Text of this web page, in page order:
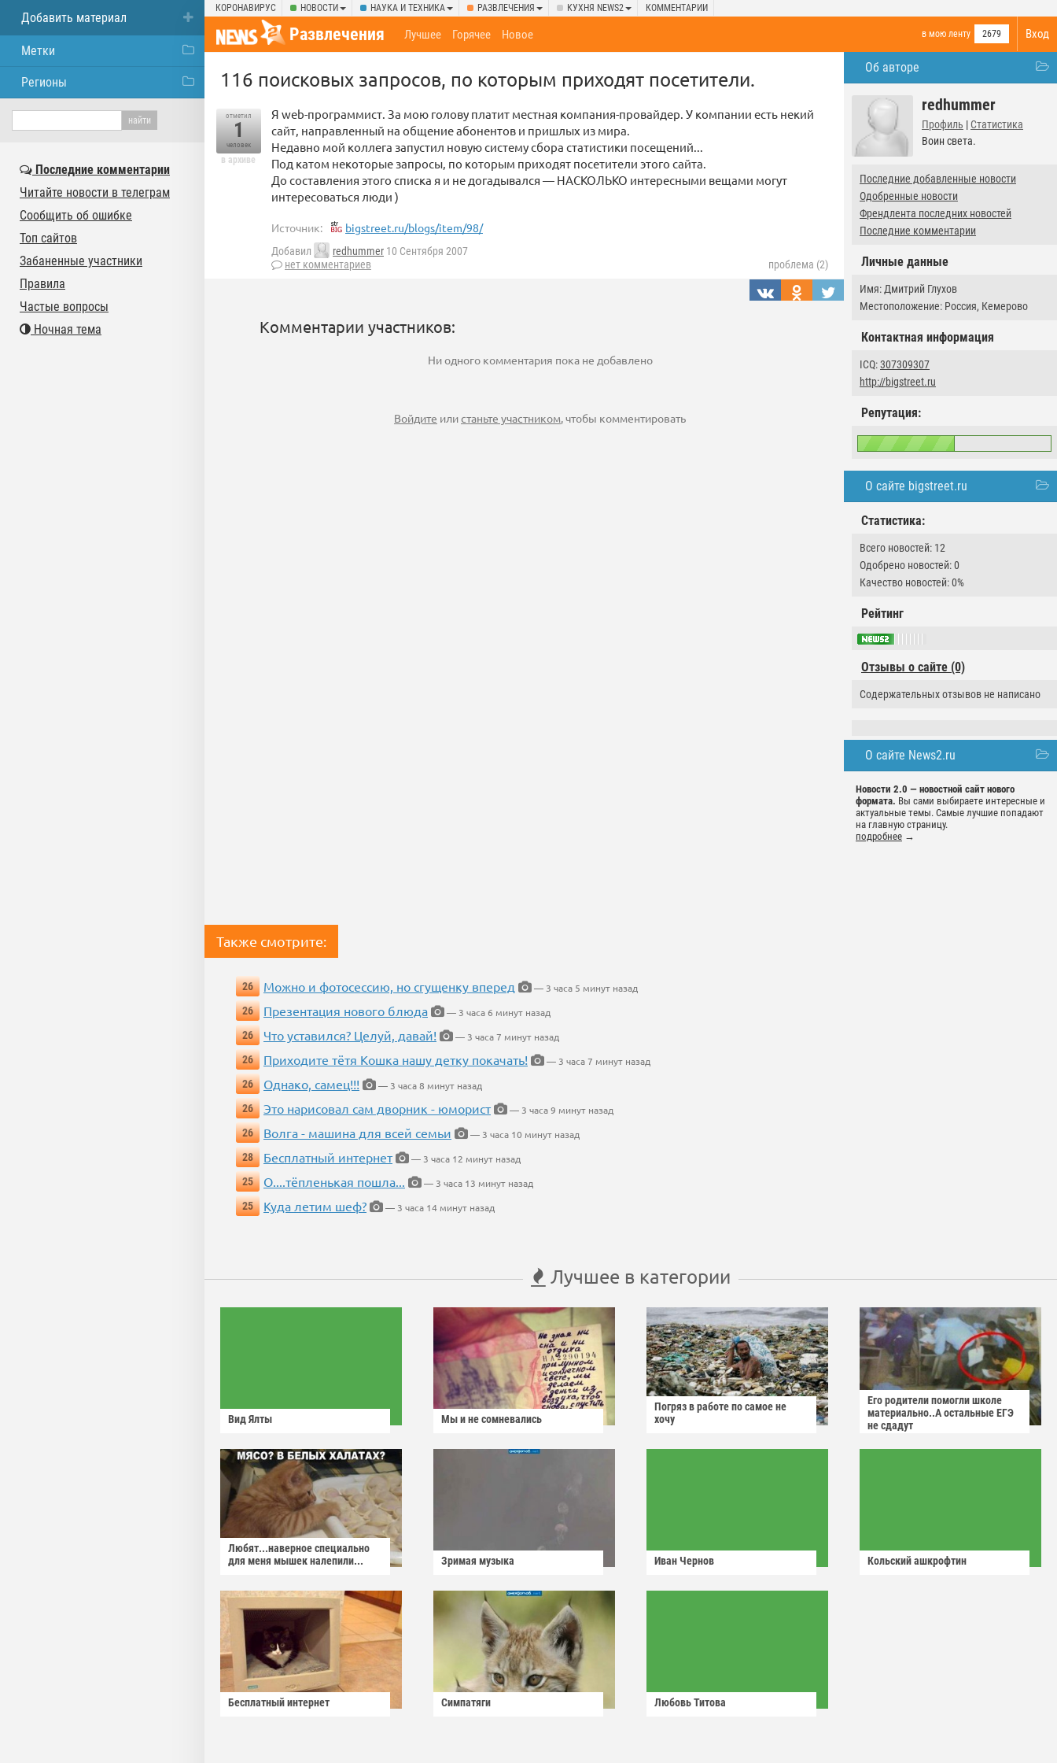
КОРОНАВИРУС НОВОСТИ НАУКА И ТЕХНИКА РАЗВЛЕЧЕНИЯ КУХНЯ NEWS2 КОММЕНТАРИИ
Вход
Развлечения в мою ленту 2679
Лучшее Горячее Новое
Об авторе
redhummer
Профиль | Статистика
Воин света.
Последние добавленные новости
Одобренные новости
Френдлента последних новостей
Последние комментарии
Личные данные
Имя: Дмитрий Глухов
Местоположение: Россия, Кемерово
Контактная информация
ICQ:307309307
http://bigstreet.ru
Репутация:
О сайте bigstreet.ru
Статистика:
Всего новостей: 12
Одобрено новостей: 0
Качество новостей: 0%
Рейтинг
Отзывы о сайте (0)
Содержательных отзывов не написано
О сайте News2.ru
Новости 2.0 — новостной сайт нового
формата. Вы сами выбираете интересные и
актуальные темы. Самые лучшие попадают
на главную страницу.
подробнее →
116 поисковых запросов, по которым приходят посетители.
отметил
1
человек
в архиве
Я web-программист. За мою голову платит местная компания-провайдер. У компании есть некий
сайт, направленный на общение абонентов и пришлых из мира.
Недавно мой коллега запустил новую систему сбора статистики посещений...
Под катом некоторые запросы, по которым приходят посетители этого сайта.
До составления этого списка я и не догадывался — НАСКОЛЬКО интересными вещами могут
интересоваться люди )
Источник: bigstreet.ru/blogs/item/98/
Добавил redhummer 10 Сентября 2007
нет комментариев
проблема (2)
Комментарии участников:
Ни одного комментария пока не добавлено
Войдите илистаньте участником, чтобы комментировать
Также смотрите:
26 Можно и фотосессию, но сгущенку вперед
— 3 часа 5 минут назад
26
Презентация нового блюда
— 3 часа 6 минут назад
26
Что уставился? Целуй, давай!
— 3 часа 7 минут назад
26
Приходите тётя Кошка нашу детку покачать!
— 3 часа 7 минут назад
26
Однако, самец!!!
— 3 часа 8 минут назад
26
Это нарисовал сам дворник - юморист
— 3 часа 9 минут назад
26
Волга - машина для всей семьи
— 3 часа 10 минут назад
28
Бесплатный интернет
— 3 часа 12 минут назад
25
О....тёпленькая пошла...
— 3 часа 13 минут назад
25
Куда летим шеф? — 3 часа 14 минут назад
Лучшее в категории
Вид Ялты Мы и не сомневались
Погряз в работе по самое не
хочу
Его родители помогли школе
материально..А остальные ЕГЭ
не сдадут
Любят...наверное специально
для меня мышек налепили...
Зримая музыка Иван Чернов Кольский ашкрофтин
Бесплатный интернет Симпатяги Любовь Титова
Добавить материал
Метки
Регионы
Последние комментарии
Читайте новости в телеграм
Сообщить об ошибке
Топ сайтов
Забаненные участники
Правила
Частые вопросы
Ночная тема